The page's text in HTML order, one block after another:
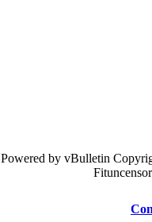
Powered by vBulletin